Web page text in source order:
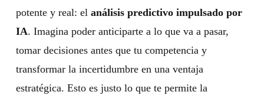
potente y real: el análisis predictivo impulsado por
IA. Imagina poder anticiparte a lo que va a pasar,
tomar decisiones antes que tu competencia y
transformar la incertidumbre en una ventaja
estratégica. Esto es justo lo que te permite la